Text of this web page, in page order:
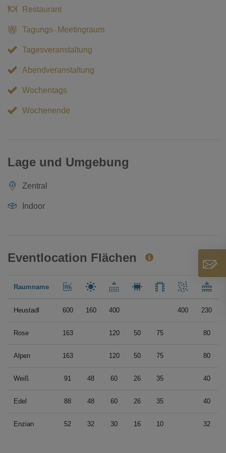
Veranstaltungen.
Seit der Erbauung prägt diese Skihalle das Stadtbild und
ist bereits von der Bundesautobahn 24 aus sichtbar. Sie
darüber hinaus an.
Restaurant
Tagungs- Meetingraum
Tagesveranstaltung
Abendveranstaltung
Wochentags
Wochenende
Lage und Umgebung
Zentral
Indoor
Eventlocation Flächen
Raumname
Heustadl 600 160 400 400 230
Rose 163 120 50 75 80
Alpen 163 120 50 75 80
Weiß 91 48 60 26 35 40
Edel 88 48 60 26 35 40
Enzian 52 32 30 16 10 32